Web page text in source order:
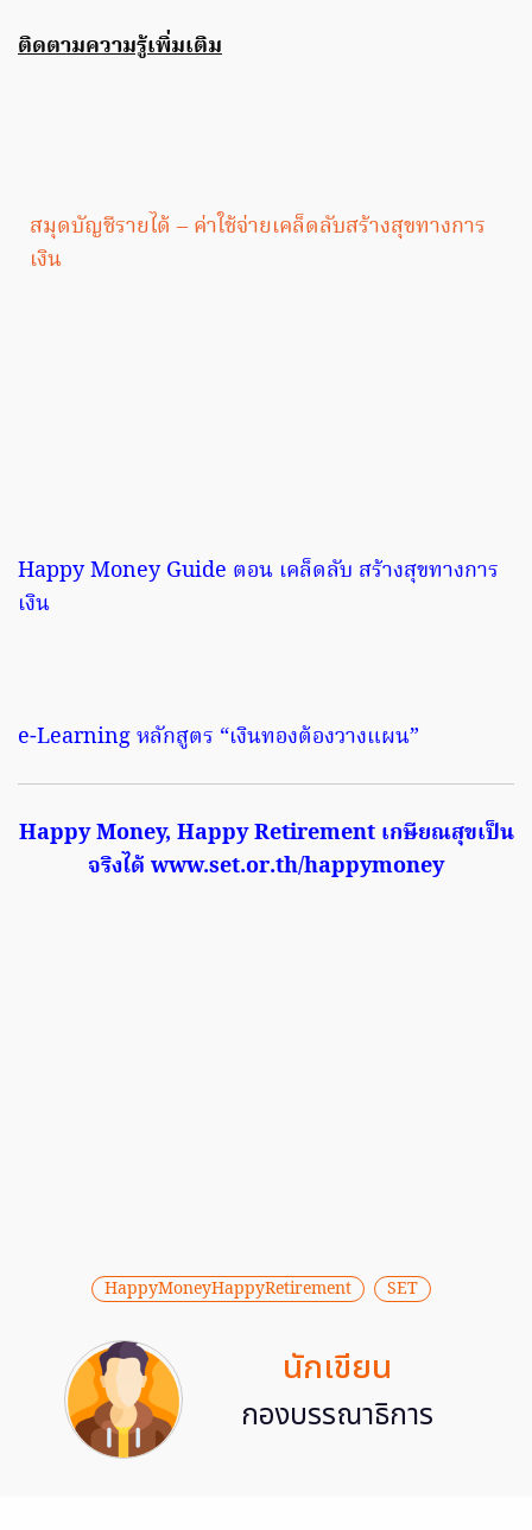
ติดตามความรู้เพิ่มเติม
สมุดบัญชีรายได้ – ค่าใช้จ่ายเคล็ดลับสร้างสุขทางการ
เงิน
Happy Money Guide ตอน เคล็ดลับ สร้างสุขทางการ
เงิน
e-Learning หลักสูตร “เงินทองต้องวางแผน”
Happy Money, Happy Retirement เกษียณสุขเป็น
จริงได้ www.set.or.th/happymoney
HappyMoneyHappyRetirement SET
นักเขียน
กองบรรณาธิการ